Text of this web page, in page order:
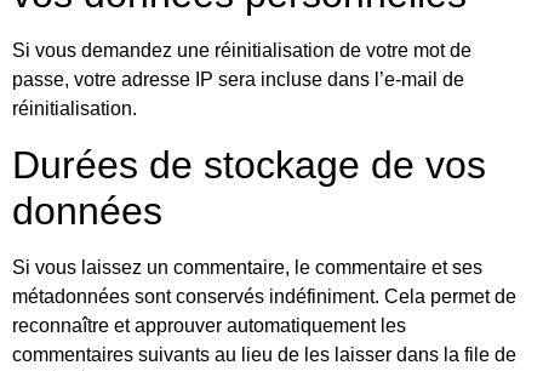
Si vous demandez une réinitialisation de votre mot de
passe, votre adresse IP sera incluse dans l’e-mail de
réinitialisation.
Durées de stockage de vos
données
Si vous laissez un commentaire, le commentaire et ses
métadonnées sont conservés indéfiniment. Cela permet de
reconnaître et approuver automatiquement les
commentaires suivants au lieu de les laisser dans la file de